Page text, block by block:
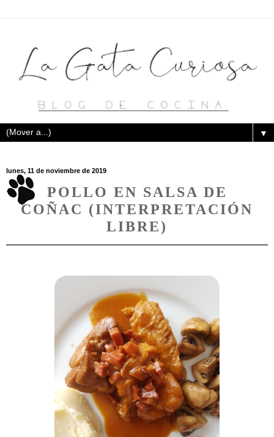
▼
lunes, 11 de noviembre de 2019
POLLO EN SALSA DE
COÑAC (INTERPRETACIÓN
LIBRE)